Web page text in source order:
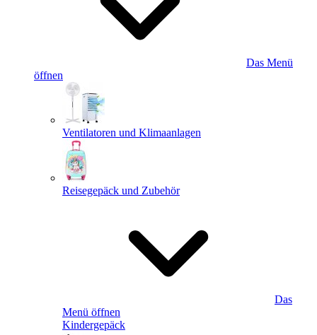
Das Menü
öffnen
Ventilatoren und Klimaanlagen
Reisegepäck und Zubehör
Das
Menü öffnen
Kindergepäck